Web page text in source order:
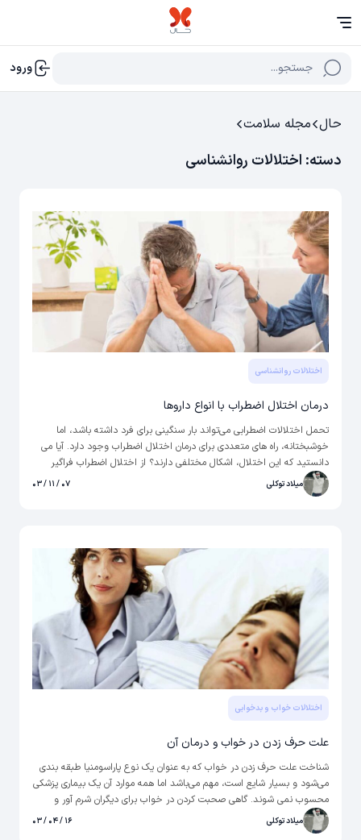
جستجو... ورود
حال مجله سلامت
دسته: اختلالات روانشناسی
اختلالات روانشناسی
درمان اختلال اضطراب با انواع داروها
تحمل اختلالات اضطرابی می‌تواند بار سنگینی برای فرد داشته باشد، اما
خوشبختانه، راه های متعددی برای درمان اختلال اضطراب وجود دارد. آیا می
دانستید که این اختلال، اشکال مختلفی دارند؟ از اختلال اضطراب فراگیر
گرفته تا اختلال اضطراب اجتماعی، اضطراب وسواسی و اضطراب شدید، هر
یک از انواع به یک رویکرد مناسب نیاز دارند. مهم است که بدانیم هدف درمان،
میلاد توکلی ۰۷ / ۱۱ / ۰۳
اختلالات خواب و بدخوابی
علت حرف زدن در خواب و درمان آن
شناخت علت حرف زدن در خواب که به عنوان یک نوع پاراسومنیا طبقه بندی
می‌شود و بسیار شایع است، مهم می‌باشد اما همه موارد آن یک بیماری پزشکی
محسوب نمی شوند. گاهی صحبت کردن در خواب برای دیگران شرم آور و
مختل کننده باشد، به خصوص اگر فرد خواب الفاظ نامناسب یا توهین آمیز
به زبان بیاورد.
میلاد توکلی ۱۶ / ۰۴ / ۰۳